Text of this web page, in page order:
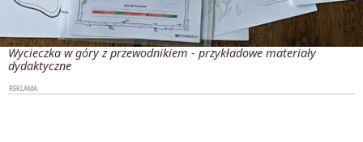
Wycieczka w góry z przewodnikiem - przykładowe materiały
dydaktyczne